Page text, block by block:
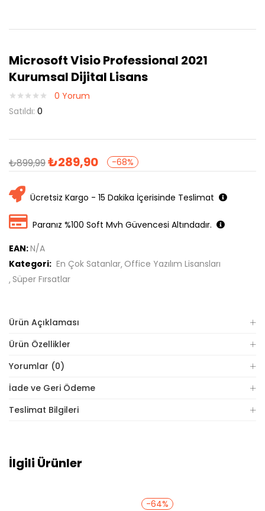
Microsoft Visio Professional 2021
Kurumsal Dijital Lisans
0 Yorum
Satıldı: 0
₺899,99₺289,90 -68%
Ücretsiz Kargo - 15 Dakika İçerisinde Teslimat
Paranız %100 Soft Mvh Güvencesi Altındadır.
EAN:N/A
Kategori: En Çok Satanlar Office Yazılım Lisansları
Süper Fırsatlar
Ürün Açıklaması
Ürün Özellikler
Yorumlar (0)
İade ve Geri Ödeme
Teslimat Bilgileri
İlgili Ürünler
-64%